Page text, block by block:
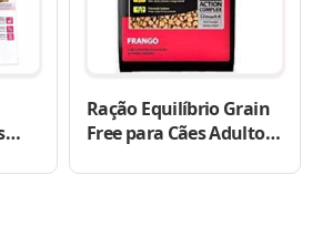
Ração Equilíbrio Grain
Free para Cães Adultos
Grandes